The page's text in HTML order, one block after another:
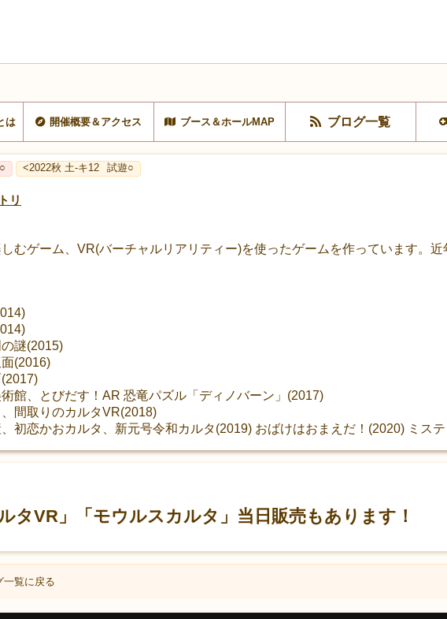
は 開催概要＆アクセス ブース＆ホールMAP ブログ一覧
<2022秋 土-キ12 試遊○
リ
むゲーム、VR(バーチャルリアリティー)を使ったゲームを作っています。
謎(2015)
(2016)
館、とびだす！AR 恐竜パズル「ディノバーン」(2017)
間取りのカルタVR(2018)
初恋かおカルタ、新元号令和カルタ(2019) おばけはおまえだ！(2020) ミス
タVR」「モウルスカルタ」当日販売もあります！
一覧に戻る